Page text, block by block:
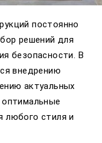
постоянно
решений для
безопасности. В
внедрению
актуальных
любого стиля и